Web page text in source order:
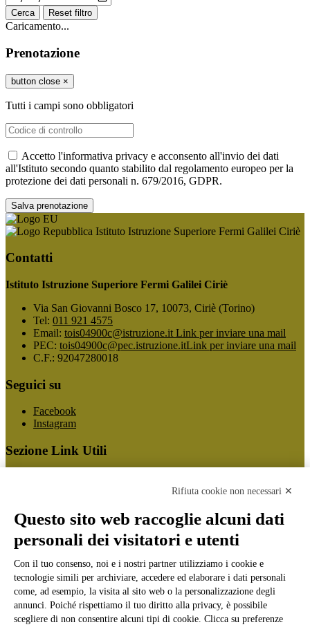
Cerca Reset filtro
Caricamento...
Prenotazione
button close ×
Tutti i campi sono obbligatori
Accetto l'informativa privacy e acconsento all'invio dei dati
all'Istituto secondo quanto stabilito dal regolamento europeo per la
protezione dei dati personali n. 679/2016, GDPR.
Istituto Istruzione Superiore Fermi Galilei Ciriè
Contatti
Istituto Istruzione Superiore Fermi Galilei Ciriè
Via San Giovanni Bosco 17, 10073, Ciriè (Torino)
Tel: 011 921 4575
Email: tois04900c@istruzione.it Link per inviare una mail
PEC: tois04900c@pec.istruzione.itLink per inviare una mail
C.F.: 92047280018
Seguici su
Facebook
Instagram
Sezione Link Utili
Ufficio Relazioni con il Pubblico
Dichiarazione di accessibilità
Obiettivi di accessibilità
Gestione consensi cookie
Amministrazione trasparente
Pagina visualizzata
1404 volte
Rifiuta cookie non necessari ✕
Questo sito web raccoglie alcuni dati
personali dei visitatori e utenti
Con il tuo consenso, noi e i nostri partner utilizziamo i cookie e
tecnologie simili per archiviare, accedere ed elaborare i dati personali
come, ad esempio, la visita al sito web o la personalizzazione degli
annunci. Poiché rispettiamo il tuo diritto alla privacy, è possibile
scegliere di non consentire alcuni tipi di cookie. Clicca su preferenze